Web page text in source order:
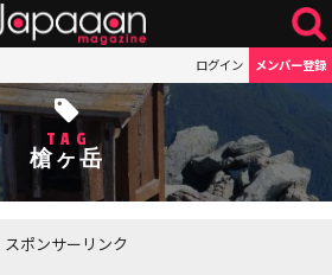
ログイン メンバー登録
TAG
槍ヶ岳
スポンサーリンク